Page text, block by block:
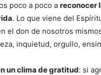
poco a poco a reconocer
. Lo que viene del
el don de nosotros
inquietud, orgullo,
un clima de gratitud: si